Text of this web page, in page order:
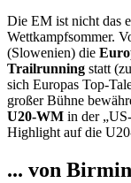
Die EM ist nicht das
Wettkampfsommer.
(Slowenien) die
Trailrunning statt
sich Europas Top-
großer Bühne
U20-WM in der
Highlight auf die
... von